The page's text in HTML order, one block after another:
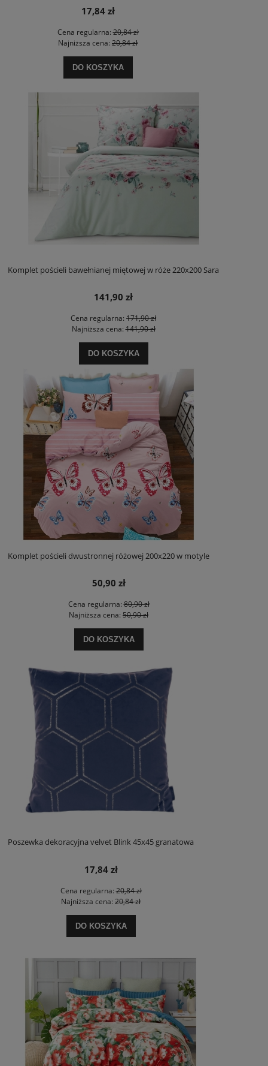
17,84 zł
Cena regularna:20,84 zł
Najniższa cena: 20,84 zł
DO KOSZYKA
Komplet pościeli bawełnianej miętowej w róże 220x200 Sara
141,90 zł
Cena regularna: 171,90 zł
Najniższa cena:141,90 zł
DO KOSZYKA
Komplet pościeli dwustronnej różowej 200x220 w motyle
50,90 zł
Cena regularna:80,90 zł
Najniższa cena: 50,90 zł
DO KOSZYKA
Poszewka dekoracyjna velvet Blink 45x45 granatowa
17,84 zł
Cena regularna:20,84 zł
Najniższa cena: 20,84 zł
DO KOSZYKA